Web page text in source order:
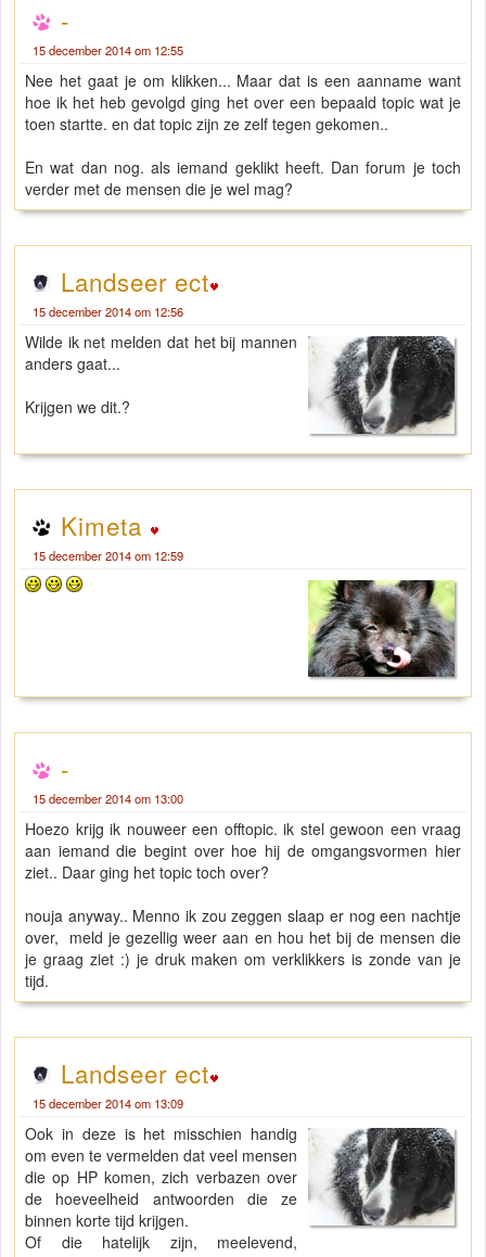
-
15 december 2014 om 12:55
Nee het gaat je om klikken... Maar dat is een aanname want
hoe ik het heb gevolgd ging het over een bepaald topic wat je
toen startte. en dat topic zijn ze zelf tegen gekomen..
En wat dan nog. als iemand geklikt heeft. Dan forum je toch
verder met de mensen die je wel mag?
Landseer ect
15 december 2014 om 12:56
Wilde ik net melden dat het bij mannen
anders gaat...
Krijgen we dit.?
Kimeta
15 december 2014 om 12:59
-
15 december 2014 om 13:00
Hoezo krijg ik nouweer een offtopic. ik stel gewoon een vraag
aan iemand die begint over hoe hij de omgangsvormen hier
ziet.. Daar ging het topic toch over?
nouja anyway.. Menno ik zou zeggen slaap er nog een nachtje
over, meld je gezellig weer aan en hou het bij de mensen die
je graag ziet :) je druk maken om verklikkers is zonde van je
tijd.
Landseer ect
15 december 2014 om 13:09
Ook in deze is het misschien handig
om even te vermelden dat veel mensen
die op HP komen, zich verbazen over
de hoeveelheid antwoorden die ze
binnen korte tijd krijgen.
Of die hatelijk zijn, meelevend,